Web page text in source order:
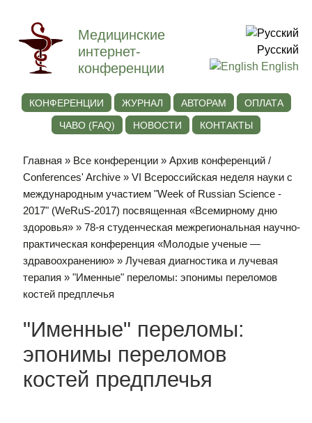
Медицинские
интернет-
конференции
Русский
English
КОНФЕРЕНЦИИ ЖУРНАЛ АВТОРАМ
ОПЛАТА
ЧАВО (FAQ)
НОВОСТИ КОНТАКТЫ
Главная » Все конференции »Архив конференций /
Conferences' Archive »VI Всероссийская неделя науки с
международным участием "Week of Russian Science -
2017" (WeRuS-2017) посвященная «Всемирному дню
здоровья» »78-я студенческая межрегиональная научно-
практическая конференция «Молодые ученые —
здравоохранению» »Лучевая диагностика и лучевая
терапия » "Именные" переломы: эпонимы переломов
костей предплечья
"Именные" переломы:
эпонимы переломов
костей предплечья